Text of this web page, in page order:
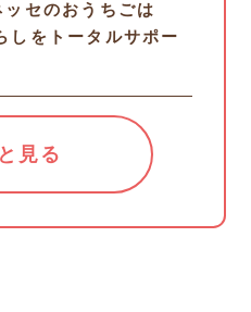
ッセのおうちごは
しをトータルサポー
見る